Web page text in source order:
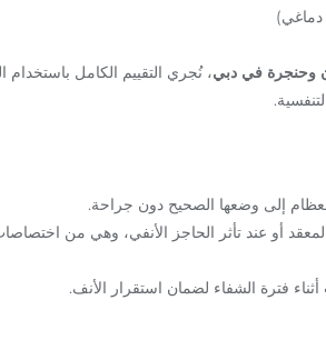
وحنجرة في دبي، نُجري التقييم الكامل باستخدام
أو عند تأثر الحاجز الأنفي، وهي من
فترة الشفاء لضمان استقرار الأنف.